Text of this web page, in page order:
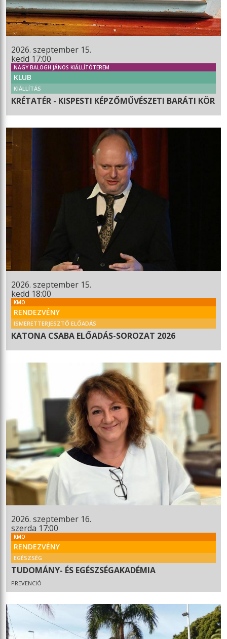
2026. szeptember 15.
kedd 17:00
NAGY BALOGH JÁNOS KIÁLLÍTÓTEREM
KLUB
KIÁLLÍTÁS
KRÉTATÉR - KISPESTI KÉPZŐMŰVÉSZETI BARÁTI KÖR
2026. szeptember 15.
kedd 18:00
KMO
RENDEZVÉNY
ISMERETTERJESZTŐ ELŐADÁS
KATONA CSABA ELŐADÁS-SOROZAT 2026
2026. szeptember 16.
szerda 17:00
KMO
RENDEZVÉNY
EGÉSZSÉG
TUDOMÁNY- ÉS EGÉSZSÉGAKADÉMIA
PREVENCIÓ